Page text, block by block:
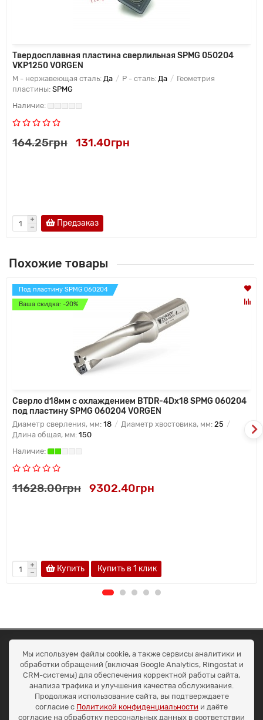
Твердосплавная пластина сверлильная SPMG 050204
VKP1250 VORGEN
M - нержавеющая сталь: Да P - сталь: Да
Геометрия
пластины: SPMG
164.25грн 131.40грн
Предзаказ
Похожие товары
Под пластину SPMG 060204
Ваша скидка: -20%
Сверло d18мм с охлаждением BTDR-4Dx18 SPMG 060204
под пластину SPMG 060204 VORGEN
Диаметр сверления, мм: 18 Диаметр хвостовика, мм: 25
Длина общая, мм: 150
11628.00грн 9302.40грн
Купить Купить в 1 клик
ОКЕАН ТРЕЙД
Договір публичної оферти
Доставка та оплата
Наші контакти
Умови повернення
+38 (099) 452-20-02
+38 (098) 492-20-02
Мы используем файлы cookie, а также сервисы аналитики и
обработки обращений (включая Google Analytics, Ringostat и
CRM-системы) для обеспечения корректной работы сайта,
анализа трафика и улучшения качества обслуживания.
Продолжая использование сайта, вы подтверждаете
согласие с Политикой конфиденциальности и даёте
согласие на обработку персональных данных в соответствии